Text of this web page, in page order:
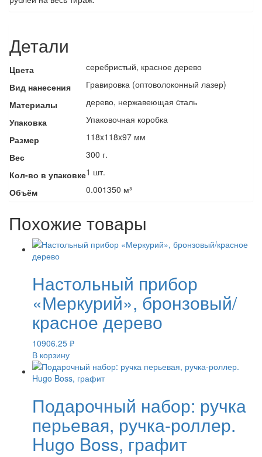
Детали
Цвета
серебристый, красное дерево
Вид нанесения
Гравировка (оптоволоконный лазер)
Материалы
дерево, нержавеющая cталь
Упаковка
Упаковочная коробка
Размер
118x118x97 мм
Вес
300 г.
Кол-во в упаковке1 шт.
Объём
0.001350 м³
Похожие товары
Настольный прибор
«Меркурий», бронзовый/
красное дерево
10906.25 ₽
В корзину
Подарочный набор: ручка
перьевая, ручка-роллер.
Hugo Boss, графит